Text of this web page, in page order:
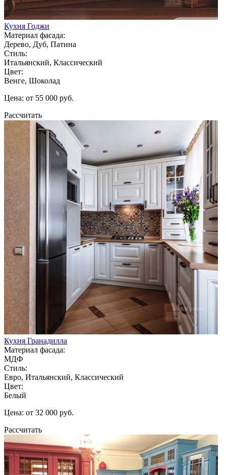
Кухня Годжи
Материал фасада:
Дерево, Дуб, Патина
Стиль:
Итальянский, Классический
Цвет:
Венге, Шоколад
Цена: от 55 000 руб.
Рассчитать
Кухня Гранадилла
Материал фасада:
МДФ
Стиль:
Евро, Итальянский, Классический
Цвет:
Белый
Цена: от 32 000 руб.
Рассчитать